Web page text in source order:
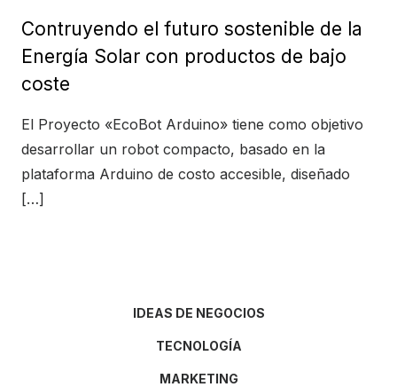
Contruyendo el futuro sostenible de la
Energía Solar con productos de bajo
coste
El Proyecto «EcoBot Arduino» tiene como objetivo
desarrollar un robot compacto, basado en la
plataforma Arduino de costo accesible, diseñado
[…]
IDEAS DE NEGOCIOS
TECNOLOGÍA
MARKETING